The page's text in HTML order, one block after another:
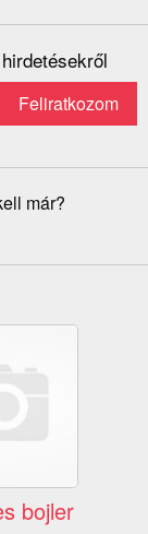
hirdetésekről
már?
bojler